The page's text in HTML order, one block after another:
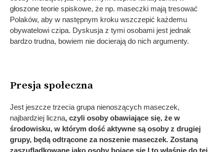
głoszone teorie spiskowe, że np. maseczki mają tresować
Polaków, aby w następnym kroku wszczepić każdemu
obywatelowi czipa. Dyskusja z tymi osobami jest jednak
bardzo trudna, bowiem nie docierają do nich argumenty.
Presja społeczna
Jest jeszcze trzecia grupa nienoszących maseczek,
najbardziej liczna, czyli osoby obawiające się, że w
środowisku, w którym dość aktywne są osoby z drugiej
grupy, będą odtrącone za noszenie maseczek. Zostaną
zaszufladkowane jako osoby bojące się I to właśnie do tej